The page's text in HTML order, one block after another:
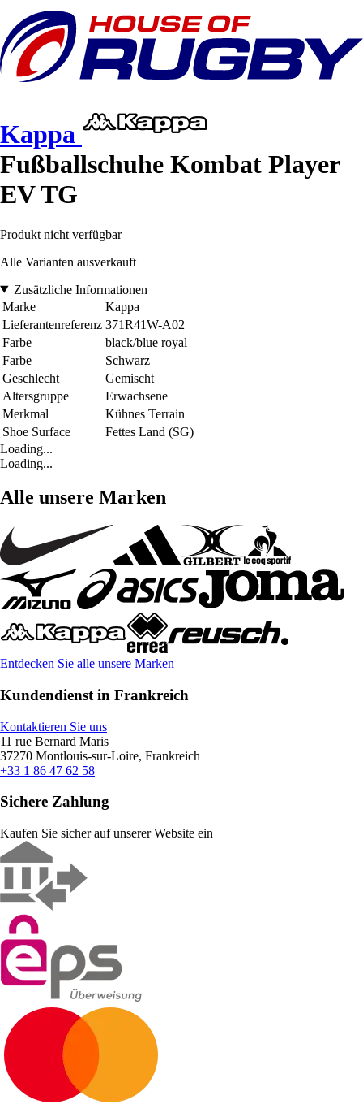
Kappa
Fußballschuhe Kombat Player
EV TG
Produkt nicht verfügbar
Alle Varianten ausverkauft
Zusätzliche Informationen
Marke
Kappa
Lieferantenreferenz 371R41W-A02
Farbe
black/blue royal
Farbe
Schwarz
Geschlecht
Gemischt
Altersgruppe
Erwachsene
Merkmal
Kühnes Terrain
Shoe Surface
Fettes Land (SG)
Loading...
Loading...
Alle unsere Marken
Entdecken Sie alle unsere Marken
Kundendienst in Frankreich
Kontaktieren Sie uns
11 rue Bernard Maris
37270 Montlouis-sur-Loire, Frankreich
+33 1 86 47 62 58
Sichere Zahlung
Kaufen Sie sicher auf unserer Website ein